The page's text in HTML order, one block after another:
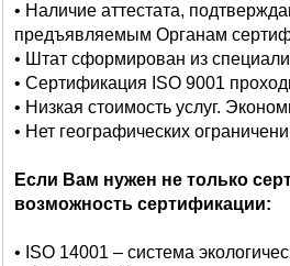
• Наличие аттестата,
предъявляемым Органам
• Штат сформирован из
• Сертификация ISO 9001
• Низкая стоимость услуг.
• Нет географических
Если Вам нужен не только
возможность сертификации:
• ISO 14001 – система